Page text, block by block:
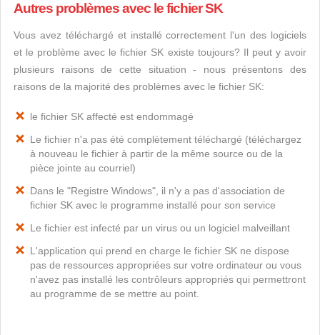
Autres problèmes avec le fichier SK
Vous avez téléchargé et installé correctement l'un des logiciels
et le problème avec le fichier SK existe toujours? Il peut y avoir
plusieurs raisons de cette situation - nous présentons des
raisons de la majorité des problèmes avec le fichier SK:
le fichier SK affecté est endommagé
Le fichier n'a pas été complètement téléchargé (téléchargez
à nouveau le fichier à partir de la même source ou de la
pièce jointe au courriel)
Dans le "Registre Windows", il n'y a pas d'association de
fichier SK avec le programme installé pour son service
Le fichier est infecté par un virus ou un logiciel malveillant
L'application qui prend en charge le fichier SK ne dispose
pas de ressources appropriées sur votre ordinateur ou vous
n'avez pas installé les contrôleurs appropriés qui permettront
au programme de se mettre au point.